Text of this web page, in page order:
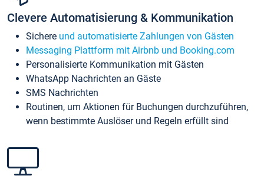
Clevere Automatisierung & Kommunikation
Sichere und automatisierte Zahlungen von Gästen
Messaging Plattform mit Airbnb und Booking.com
Personalisierte Kommunikation mit Gästen
WhatsApp Nachrichten an Gäste
SMS Nachrichten
Routinen, um Aktionen für Buchungen durchzuführen,
wenn bestimmte Auslöser und Regeln erfüllt sind